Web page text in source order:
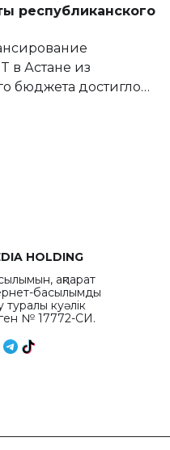
республиканского
в Астане из
бюджета достигло
HOLDING
ақпарат
басылымды
туралы куәлік
№ 17772-СИ.